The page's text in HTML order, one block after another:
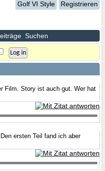
Golf VI Style Registrieren
Suchen
Film. Story ist auch gut. Wer hat
ersten Teil fand ich aber